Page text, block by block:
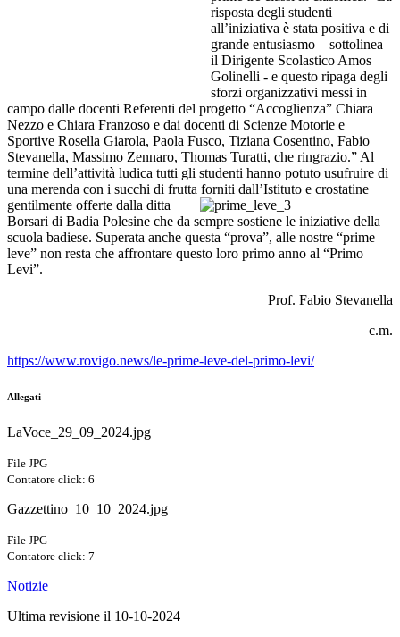
risposta degli studenti
all’iniziativa è stata positiva e di
grande entusiasmo – sottolinea
il Dirigente Scolastico Amos
Golinelli - e questo ripaga degli
sforzi organizzativi messi in
campo dalle docenti Referenti del progetto “Accoglienza” Chiara
Nezzo e Chiara Franzoso e dai docenti di Scienze Motorie e
Sportive Rosella Giarola, Paola Fusco, Tiziana Cosentino, Fabio
Stevanella, Massimo Zennaro, Thomas Turatti, che ringrazio.” Al
termine dell’attività ludica tutti gli studenti hanno potuto usufruire di
una merenda con i succhi di frutta forniti dall’Istituto e crostatine
gentilmente offerte dalla ditta
Borsari di Badia Polesine che da sempre sostiene le iniziative della
scuola badiese. Superata anche questa “prova”, alle nostre “prime
leve” non resta che affrontare questo loro primo anno al “Primo
Levi”.
Prof. Fabio Stevanella
c.m.
https://www.rovigo.news/le-prime-leve-del-primo-levi/
Allegati
LaVoce_29_09_2024.jpg
File JPG
Contatore click: 6
Gazzettino_10_10_2024.jpg
File JPG
Contatore click: 7
Notizie
Ultima revisione il 10-10-2024